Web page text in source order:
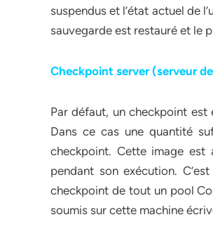
suspendus et l’état actuel de
sauvegarde est restauré et le
Checkpoint server (serveur
Par défaut, un checkpoint
Dans ce cas une quantité
checkpoint. Cette image est
pendant son exécution.
checkpoint de tout un pool
soumis sur cette machine